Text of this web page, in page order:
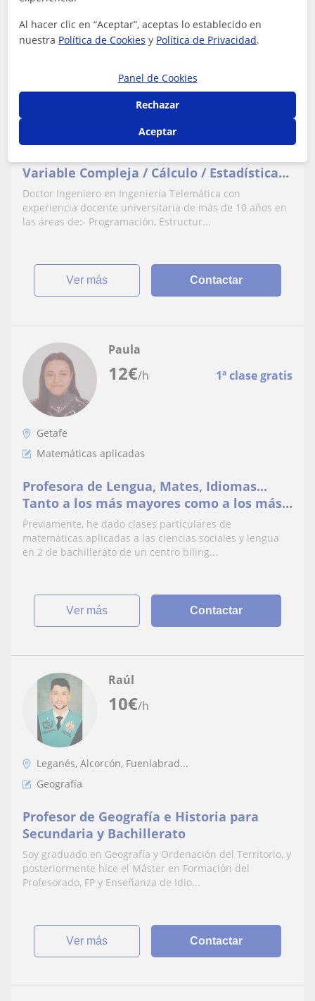
30€/h 1ª clase gratis
Eugenio
Madrid Ciudad, Coslada, Getaf...
Variable Compleja / Cálculo / Estadística
NIVEL UNIVERSIDAD
Doctor Ingeniero en Ingeniería Telemática con
experiencia docente universitaria de más de 10 años en
las áreas de:- Programación, Estructur...
ver más Contactar
12€/h 1ª clase gratis
Paula
Getafe
Matemáticas aplicadas
Profesora de Lengua, Mates, Idiomas...
Tanto a los más mayores como a los más
pequeños
Previamente, he dado clases particulares de
matemáticas aplicadas a las ciencias sociales y lengua
en 2 de bachillerato de un centro biling...
ver más Contactar
10€/h
Raúl
Leganés, Alcorcón, Fuenlabrad...
Geografía
Profesor de Geografía e Historia para
Secundaria y Bachillerato
Soy graduado en Geografía y Ordenación del Territorio, y
posteriormente hice el Máster en Formación del
Profesorado, FP y Enseñanza de Idio...
ver más Contactar
Al hacer clic en “Aceptar”, aceptas lo establecido en
nuestra Política de Cookies y Política de Privacidad.
Panel de Cookies
Rechazar
Aceptar